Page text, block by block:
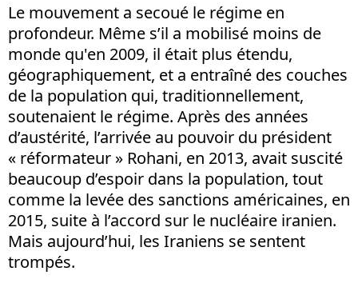
Le mouvement a secoué le régime en
profondeur. Même s’il a mobilisé moins de
monde qu'en 2009, il était plus étendu,
géographiquement, et a entraîné des couches
de la population qui, traditionnellement,
soutenaient le régime. Après des années
d’austérité, l’arrivée au pouvoir du président
« réformateur » Rohani, en 2013, avait suscité
beaucoup d’espoir dans la population, tout
comme la levée des sanctions américaines, en
2015, suite à l’accord sur le nucléaire iranien.
Mais aujourd’hui, les Iraniens se sentent
trompés.